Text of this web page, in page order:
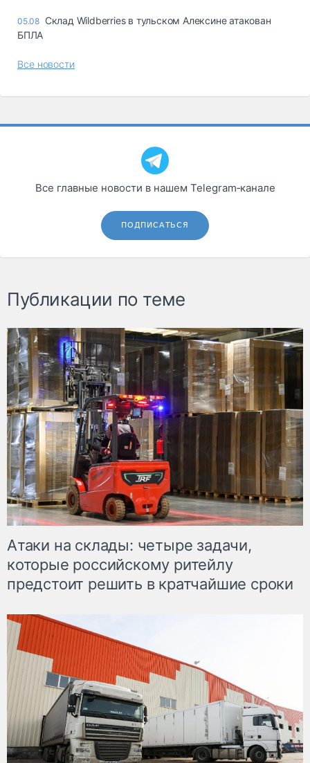
05.08 Склад Wildberries в тульском Алексине атакован
БПЛА
Все новости
Все главные новости в нашем Telegram‑канале
ПОДПИСАТЬСЯ
Публикации по теме
Атаки на склады: четыре задачи,
которые российскому ритейлу
предстоит решить в кратчайшие сроки